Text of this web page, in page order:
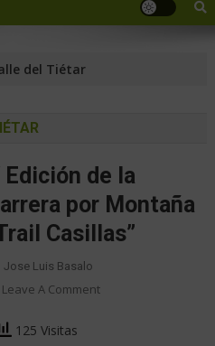
del Tiétar
Edición de la
por Montaña
Casillas”
Jose Luis Basalo
Leave A Comment
125 Visitas